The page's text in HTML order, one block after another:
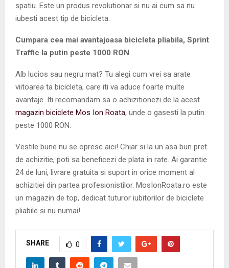
spatiu. Este un produs revolutionar si nu ai cum sa nu
iubesti acest tip de bicicleta.
Cumpara cea mai avantajoasa bicicleta pliabila, Sprint
Traffic la putin peste 1000 RON
Alb lucios sau negru mat? Tu alegi cum vrei sa arate
viitoarea ta bicicleta, care iti va aduce foarte multe
avantaje. Iti recomandam sa o achizitionezi de la acest
magazin biciclete Mos Ion Roata, unde o gasesti la putin
peste 1000 RON.
Vestile bune nu se opresc aici! Chiar si la un asa bun pret
de achizitie, poti sa beneficezi de plata in rate. Ai garantie
24 de luni, livrare gratuita si suport in orice moment al
achizitiei din partea profesionistilor. MosIonRoata.ro este
un magazin de top, dedicat tuturor iubitorilor de biciclete
pliabile si nu numai!
SHARE 0